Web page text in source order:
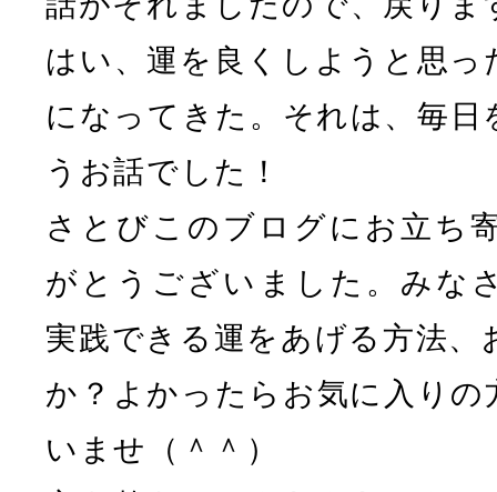
はい、運を良くしようと思
になってきた。それは、毎
うお話でした！
さとびこのブログにお立ち
がとうございました。みな
実践できる運をあげる方法
か？よかったらお気に入り
いませ（＾＾）